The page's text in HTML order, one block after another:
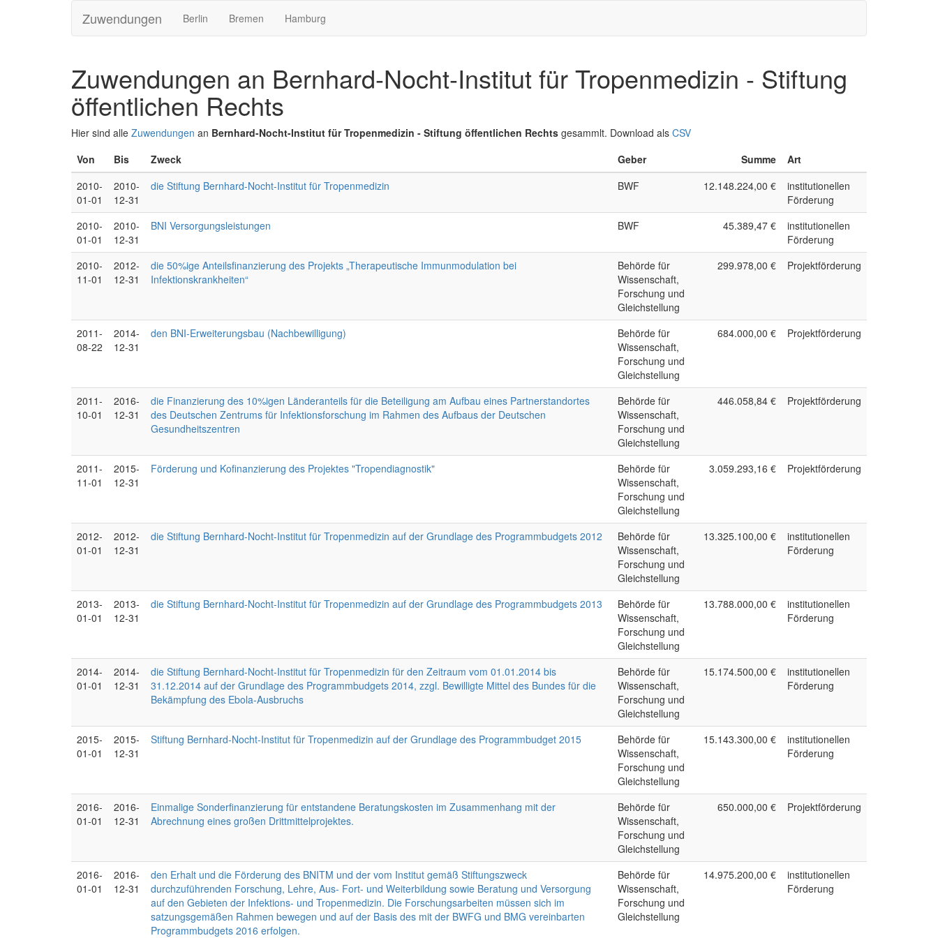
Zuwendungen Berlin Bremen Hamburg
Zuwendungen an Bernhard-Nocht-Institut für Tropenmedizin - Stiftung
öffentlichen Rechts
Hier sind alle Zuwendungen an Bernhard-Nocht-Institut für Tropenmedizin - Stiftung öffentlichen Rechts gesammlt. Download als CSV
Von
Bis Zweck Geber Summe
Art
2010-
01-01
2010-
12-31
die Stiftung Bernhard-Nocht-Institut für Tropenmedizin BWF 12.148.224,00 €
institutionellen
Förderung
2010-
01-01
2010-
12-31
BNI Versorgungsleistungen BWF 45.389,47 €
institutionellen
Förderung
2010-
11-01
2012-
12-31
die 50%ige Anteilsfinanzierung des Projekts „Therapeutische Immunmodulation bei
Infektionskrankheiten“
Behörde für
Wissenschaft,
Forschung und
Gleichstellung
299.978,00 € Projektförderung
2011-
08-22
2014-
12-31
den BNI-Erweiterungsbau (Nachbewilligung)
Behörde für
Wissenschaft,
Forschung und
Gleichstellung
684.000,00 € Projektförderung
2011-
10-01
2016-
12-31
die Finanzierung des 10%igen Länderanteils für die Beteiligung am Aufbau eines Partnerstandortes
des Deutschen Zentrums für Infektionsforschung im Rahmen des Aufbaus der Deutschen
Gesundheitszentren
Behörde für
Wissenschaft,
Forschung und
Gleichstellung
446.058,84 € Projektförderung
2011-
11-01
2015-
12-31
Förderung und Kofinanzierung des Projektes "Tropendiagnostik"
Behörde für
Wissenschaft,
Forschung und
Gleichstellung
3.059.293,16 € Projektförderung
2012-
01-01
2012-
12-31
die Stiftung Bernhard-Nocht-Institut für Tropenmedizin auf der Grundlage des Programmbudgets 2012
Behörde für
Wissenschaft,
Forschung und
Gleichstellung
13.325.100,00 €
institutionellen
Förderung
2013-
01-01
2013-
12-31
die Stiftung Bernhard-Nocht-Institut für Tropenmedizin auf der Grundlage des Programmbudgets 2013
Behörde für
Wissenschaft,
Forschung und
Gleichstellung
13.788.000,00 €
institutionellen
Förderung
2014-
01-01
2014-
12-31
die Stiftung Bernhard-Nocht-Institut für Tropenmedizin für den Zeitraum vom 01.01.2014 bis
31.12.2014 auf der Grundlage des Programmbudgets 2014, zzgl. Bewilligte Mittel des Bundes für die
Bekämpfung des Ebola-Ausbruchs
Behörde für
Wissenschaft,
Forschung und
Gleichstellung
15.174.500,00 €
institutionellen
Förderung
2015-
01-01
2015-
12-31
Stiftung Bernhard-Nocht-Institut für Tropenmedizin auf der Grundlage des Programmbudget 2015
Behörde für
Wissenschaft,
Forschung und
Gleichstellung
15.143.300,00 €
institutionellen
Förderung
2016-
01-01
2016-
12-31
Einmalige Sonderfinanzierung für entstandene Beratungskosten im Zusammenhang mit der
Abrechnung eines großen Drittmittelprojektes.
Behörde für
Wissenschaft,
Forschung und
Gleichstellung
650.000,00 € Projektförderung
2016-
01-01
2016-
12-31
den Erhalt und die Förderung des BNITM und der vom Institut gemäß Stiftungszweck
durchzuführenden Forschung, Lehre, Aus- Fort- und Weiterbildung sowie Beratung und Versorgung
auf den Gebieten der Infektions- und Tropenmedizin. Die Forschungsarbeiten müssen sich im
satzungsgemäßen Rahmen bewegen und auf der Basis des mit der BWFG und BMG vereinbarten
Programmbudgets 2016 erfolgen.
Behörde für
Wissenschaft,
Forschung und
Gleichstellung
14.975.200,00 €
institutionellen
Förderung